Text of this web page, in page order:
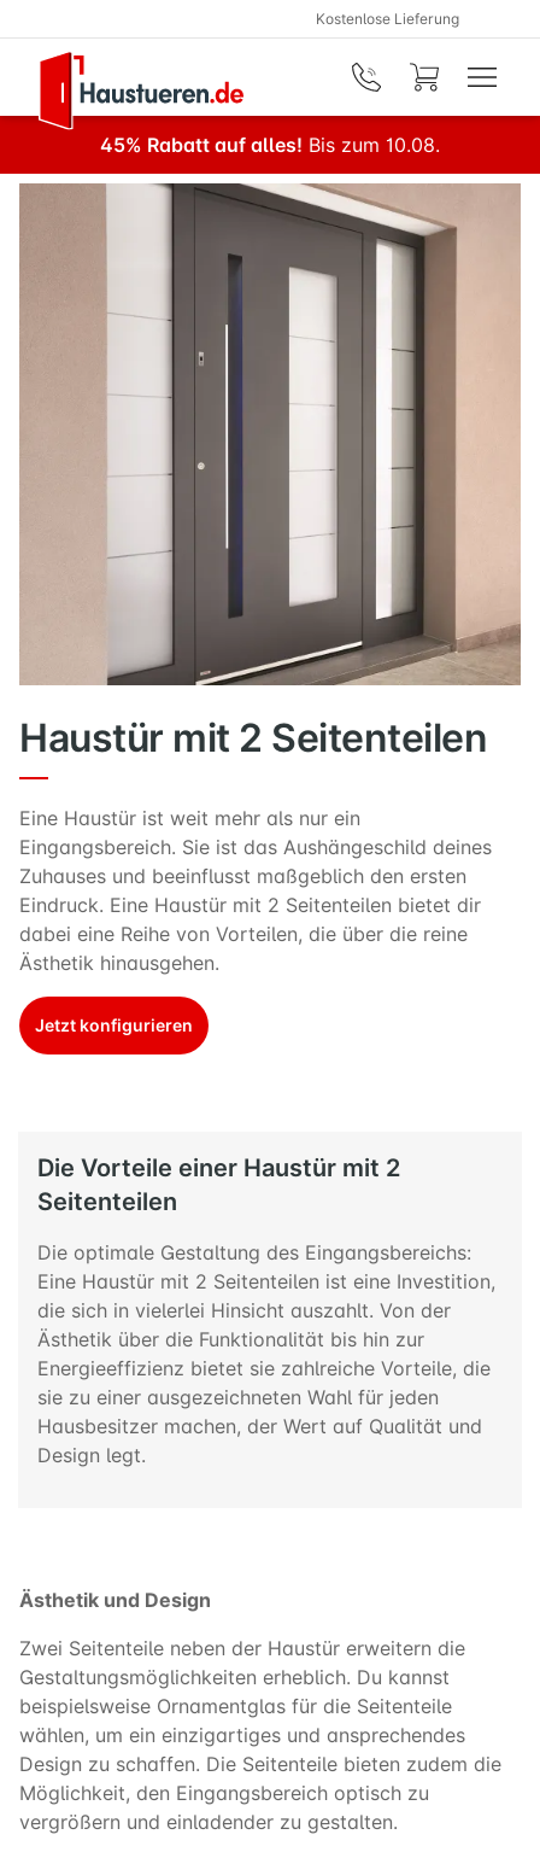
Zum Hauptinhalt springen
Kostenlose Lieferung
45% Rabatt auf alles! Bis zum 10.08.
Haustür mit 2 Seitenteilen
Eine Haustür ist weit mehr als nur ein
Eingangsbereich. Sie ist das Aushängeschild deines
Zuhauses und beeinflusst maßgeblich den ersten
Eindruck. Eine Haustür mit 2 Seitenteilen bietet dir
dabei eine Reihe von Vorteilen, die über die reine
Ästhetik hinausgehen.
Jetzt konfigurieren
Die Vorteile einer Haustür mit 2
Seitenteilen
Die optimale Gestaltung des Eingangsbereichs:
Eine Haustür mit 2 Seitenteilen ist eine Investition,
die sich in vielerlei Hinsicht auszahlt. Von der
Ästhetik über die Funktionalität bis hin zur
Energieeffizienz bietet sie zahlreiche Vorteile, die
sie zu einer ausgezeichneten Wahl für jeden
Hausbesitzer machen, der Wert auf Qualität und
Design legt.
Ästhetik und Design
Zwei Seitenteile neben der Haustür erweitern die
Gestaltungsmöglichkeiten erheblich. Du kannst
beispielsweise Ornamentglas für die Seitenteile
wählen, um ein einzigartiges und ansprechendes
Design zu schaffen. Die Seitenteile bieten zudem die
Möglichkeit, den Eingangsbereich optisch zu
vergrößern und einladender zu gestalten.